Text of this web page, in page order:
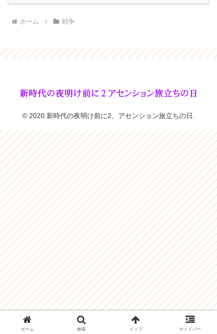
ホーム 戦争
© 2020 新時代の夜明け前に2、アセンション旅立ちの日.
ホーム 検索 トップ サイドバー